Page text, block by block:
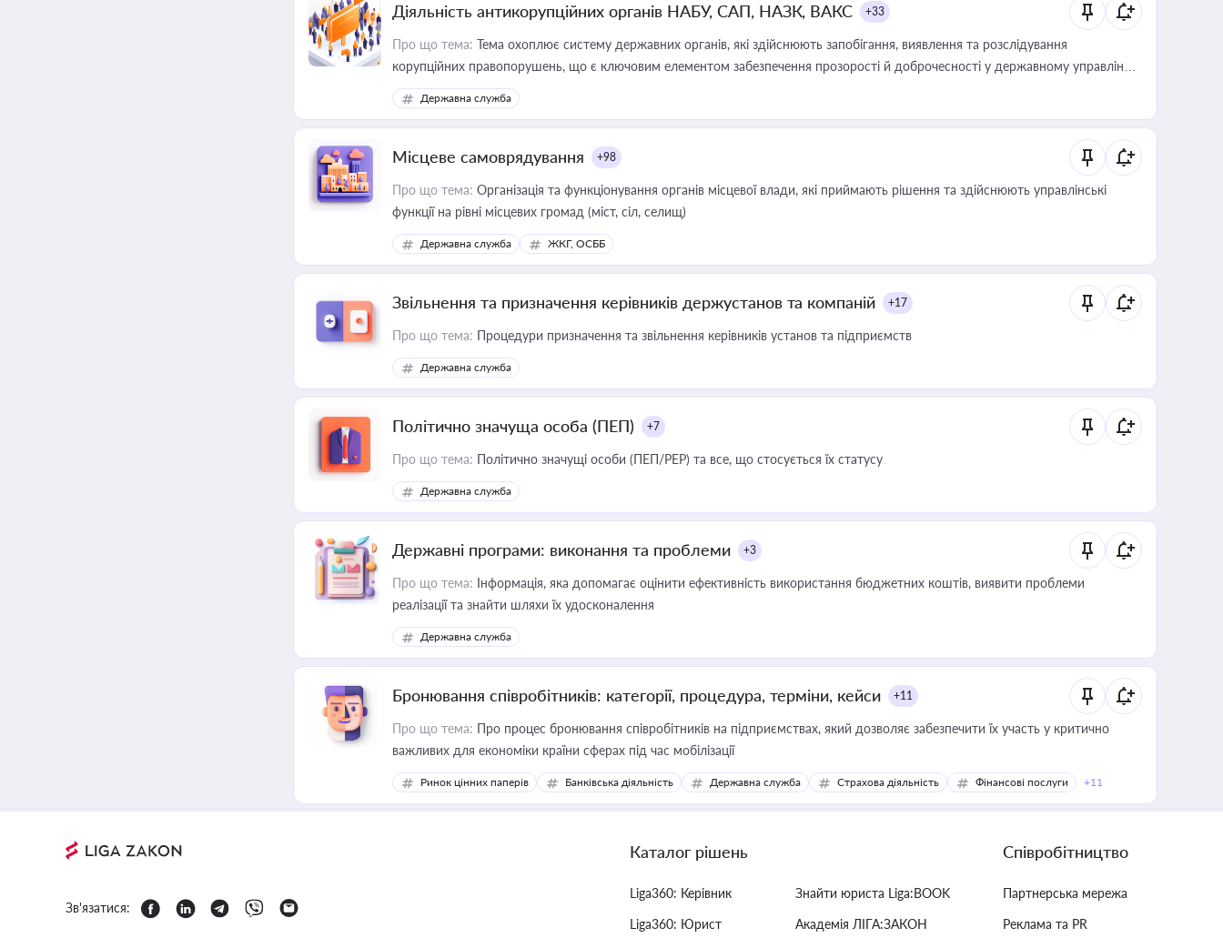
Діяльність антикорупційних органів НАБУ, САП, НАЗК, ВАКС +33
Про що тема: Тема охоплює систему державних органів, які здійснюють запобігання, виявлення та розслідування
корупційних правопорушень, що є ключовим елементом забезпечення прозорості й доброчесності у державному управлінні
та бізнесі
Державна служба
Місцеве самоврядування +98
Про що тема: Організація та функціонування органів місцевої влади, які приймають рішення та здійснюють управлінські
функції на рівні місцевих громад (міст, сіл, селищ)
Державна служба ЖКГ, ОСББ
Звільнення та призначення керівників держустанов та компаній +17
Про що тема: Процедури призначення та звільнення керівників установ та підприємств
Державна служба
Політично значуща особа (ПЕП) +7
Про що тема: Політично значущі особи (ПЕП/PEP) та все, що стосується їх статусу
Державна служба
Державні програми: виконання та проблеми +3
Про що тема: Інформація, яка допомагає оцінити ефективність використання бюджетних коштів, виявити проблеми
реалізації та знайти шляхи їх удосконалення
Державна служба
Бронювання співробітників: категорії, процедура, терміни, кейси +11
Про що тема: Про процес бронювання співробітників на підприємствах, який дозволяє забезпечити їх участь у критично
важливих для економіки країни сферах під час мобілізації
Ринок цінних паперів Банківська діяльність Державна служба Страхова діяльність Фінансові послуги +11
Зв'язатися:
Каталог рішень
Liga360: Керівник
Liga360: Юрист
Знайти юриста Liga:BOOK
Академія ЛІГА:ЗАКОН
Співробітництво
Партнерська мережа
Реклама та PR